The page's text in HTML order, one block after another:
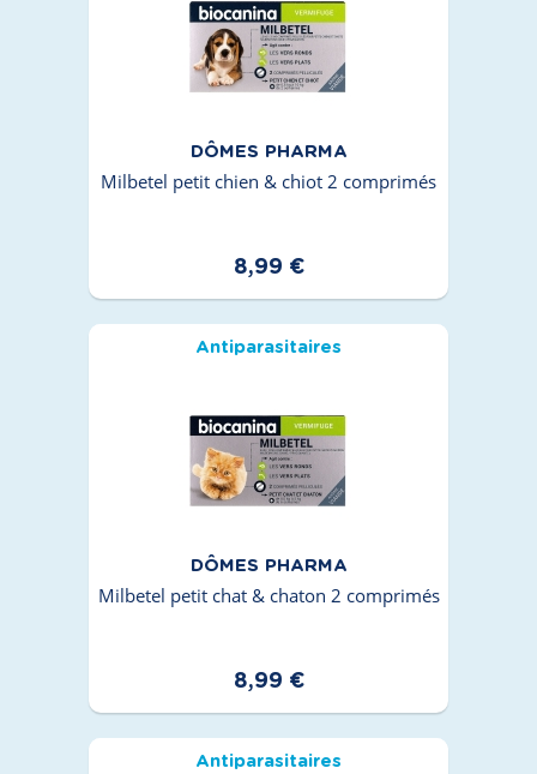
DÔMES PHARMA
Milbetel petit chien & chiot 2 comprimés
8,99 €
Antiparasitaires
DÔMES PHARMA
Milbetel petit chat & chaton 2 comprimés
8,99 €
Antiparasitaires